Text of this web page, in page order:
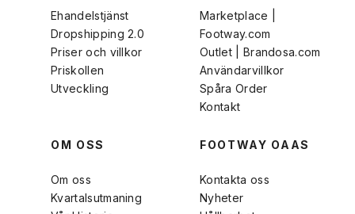
Ehandelstjänst
Dropshipping 2.0
Priser och villkor
Priskollen
Utveckling
Marketplace |
Footway.com
Outlet | Brandosa.com
Användarvillkor
Spåra Order
Kontakt
OM OSS
Om oss
Kvartalsutmaning
FOOTWAY OAAS
Kontakta oss
Nyheter